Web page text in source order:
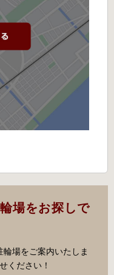
場をお探しで
場をご案内いたしま
ください！